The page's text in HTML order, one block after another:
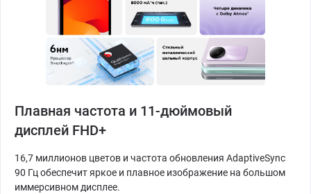
Плавная частота и 11-дюймовый
дисплей FHD+
16,7 миллионов цветов и частота обновления AdaptiveSync
90 Гц обеспечит яркое и плавное изображение на большом
иммерсивном дисплее.